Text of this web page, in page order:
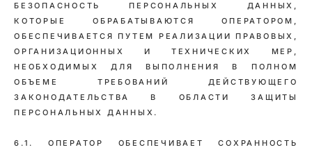
БЕЗОПАСНОСТЬ ПЕРСОНАЛЬНЫХ ДАННЫХ,
КОТОРЫЕ ОБРАБАТЫВАЮТСЯ ОПЕРАТОРОМ,
ОБЕСПЕЧИВАЕТСЯ ПУТЕМ РЕАЛИЗАЦИИ ПРАВОВЫХ,
ОРГАНИЗАЦИОННЫХ И ТЕХНИЧЕСКИХ МЕР,
НЕОБХОДИМЫХ ДЛЯ ВЫПОЛНЕНИЯ В ПОЛНОМ
ОБЪЕМЕ ТРЕБОВАНИЙ ДЕЙСТВУЮЩЕГО
ЗАКОНОДАТЕЛЬСТВА В ОБЛАСТИ ЗАЩИТЫ
ПЕРСОНАЛЬНЫХ ДАННЫХ.
6.1. ОПЕРАТОР ОБЕСПЕЧИВАЕТ СОХРАННОСТЬ